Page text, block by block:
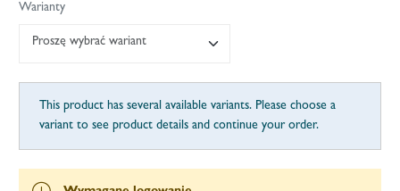
Warianty
Proszę wybrać wariant
This product has several available variants. Please choose a
variant to see product details and continue your order.